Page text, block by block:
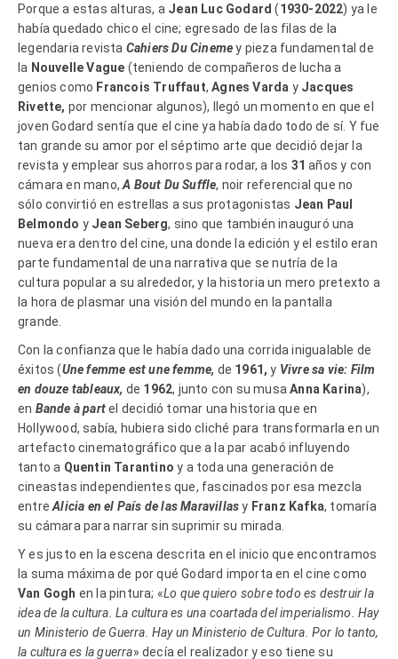
Porque a estas alturas, a Jean Luc Godard (1930-2022) ya le
había quedado chico el cine; egresado de las filas de la
legendaria revista Cahiers Du Cinemey pieza fundamental de
la Nouvelle Vague (teniendo de compañeros de lucha a
genios como Francois Truffaut,Agnes Varda y Jacques
Rivette, por mencionar algunos), llegó un momento en que el
joven Godard sentía que el cine ya había dado todo de sí. Y fue
tan grande su amor por el séptimo arte que decidió dejar la
revista y emplear sus ahorros para rodar, a los 31 años y con
cámara en mano,A Bout Du Suffle, noir referencial que no
sólo convirtió en estrellas a sus protagonistas Jean Paul
Belmondo y Jean Seberg, sino que también inauguró una
nueva era dentro del cine, una donde la edición y el estilo eran
parte fundamental de una narrativa que se nutría de la
cultura popular a su alrededor, y la historia un mero pretexto a
la hora de plasmar una visión del mundo en la pantalla
grande.
Con la confianza que le había dado una corrida inigualable de
éxitos (Une femme est une femme, de 1961, y Vivre sa vie: Film
en douze tableaux, de 1962, junto con su musaAnna Karina),
en Bande à partel decidió tomar una historia que en
Hollywood, sabía, hubiera sido cliché para transformarla en un
artefacto cinematográfico que a la par acabó influyendo
tanto a Quentin Tarantino y a toda una generación de
cineastas independientes que, fascinados por esa mezcla
entreAlicia en el País de las Maravillasy Franz Kafka, tomaría
su cámara para narrar sin suprimir su mirada.
Y es justo en la escena descrita en el inicio que encontramos
la suma máxima de por qué Godard importa en el cine como
Van Gogh en la pintura; «Lo que quiero sobre todo es destruir la
idea de la cultura. La cultura es una coartada del imperialismo. Hay
un Ministerio de Guerra. Hay un Ministerio de Cultura. Por lo tanto,
la cultura es la guerra» decía el realizador y eso tiene su